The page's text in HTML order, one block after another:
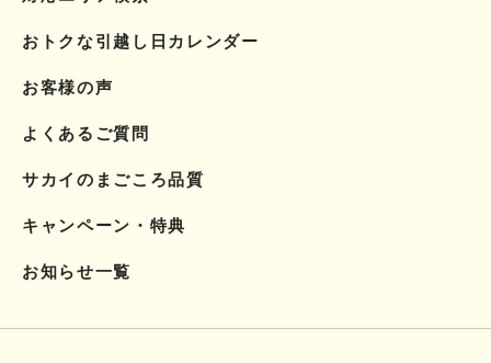
おトクな引越し日カレンダー
お客様の声
よくあるご質問
サカイのまごころ品質
キャンペーン・特典
お知らせ一覧